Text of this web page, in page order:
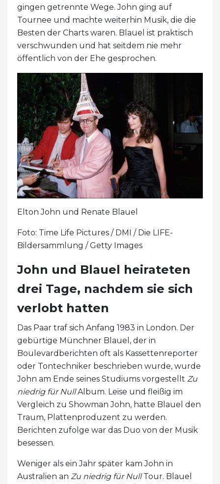
gingen getrennte Wege. John ging auf
Tournee und machte weiterhin Musik, die die
Besten der Charts waren. Blauel ist praktisch
verschwunden und hat seitdem nie mehr
öffentlich von der Ehe gesprochen.
Elton John und Renate Blauel
Foto: Time Life Pictures / DMI / Die LIFE-
Bildersammlung / Getty Images
John und Blauel heirateten
drei Tage, nachdem sie sich
verlobt hatten
Das Paar traf sich Anfang 1983 in London. Der
gebürtige Münchner Blauel, der in
Boulevardberichten oft als Kassettenreporter
oder Tontechniker beschrieben wurde, wurde
John am Ende seines Studiums vorgestellt Zu
niedrig für NullAlbum. Leise und fleißig im
Vergleich zu Showman John, hatte Blauel den
Traum, Plattenproduzent zu werden.
Berichten zufolge war das Duo von der Musik
besessen.
Weniger als ein Jahr später kam John in
Australien an Zu niedrig für NullTour. Blauel